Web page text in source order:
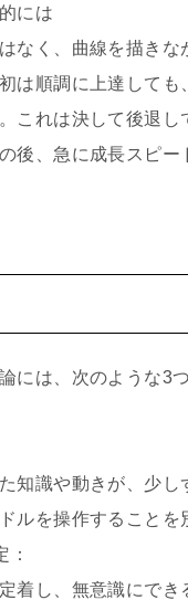
には
なく、曲線を描きな
は順調に上達して
これは決して後退
後、急に成長スピ
には、次のような3
知識や動きが、少し
ルを操作すること
：
着し、無意識にでき